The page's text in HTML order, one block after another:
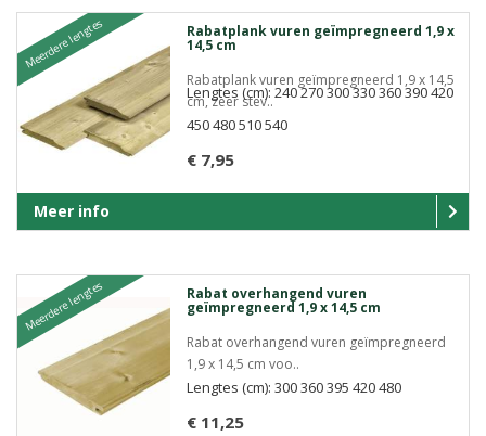
Meerdere lengtes Rabatplank vuren geïmpregneerd 1,9 x
14,5 cm
Rabatplank vuren geïmpregneerd 1,9 x 14,5
cm, zeer stev..
€ 7,95
Lengtes (cm): 240 270 300 330 360 390 420
450 480 510 540
Meer info
Meerdere lengtes Rabat overhangend vuren
geïmpregneerd 1,9 x 14,5 cm
Rabat overhangend vuren geïmpregneerd
1,9 x 14,5 cm voo..
€ 11,25
Lengtes (cm): 300 360 395 420 480